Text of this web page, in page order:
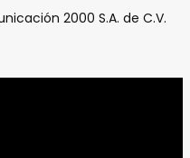
2000 S.A. de C.V.